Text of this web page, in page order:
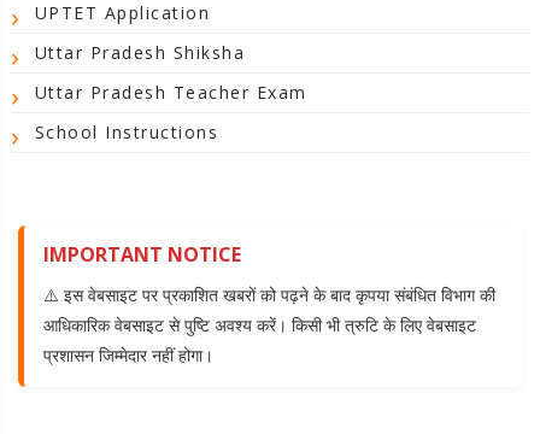
UPTET Application
Uttar Pradesh Shiksha
Uttar Pradesh Teacher Exam
School Instructions
IMPORTANT NOTICE
⚠️ इस वेबसाइट पर प्रकाशित खबरों को पढ़ने के बाद कृपया संबंधित विभाग की
आधिकारिक वेबसाइट से पुष्टि अवश्य करें। किसी भी त्रुटि के लिए वेबसाइट
प्रशासन जिम्मेदार नहीं होगा।